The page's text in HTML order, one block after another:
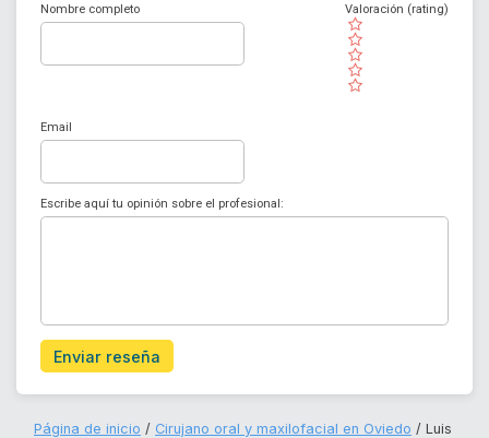
Nombre completo
( )
( )
( )
( )
( )
Valoración (rating)
Email
Escribe aquí tu opinión sobre el profesional:
Enviar reseña
Página de inicio Cirujano oral y maxilofacial en Oviedo
Luis